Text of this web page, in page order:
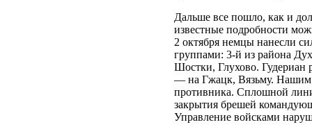
Дальше все пошло, как и
известные подробности
2 октября немцы нанесли
группами: 3-й из района
Шостки, Глухово. Гудериан
— на Гжацк, Вязьму. Нашим
противника. Сплошной
закрытия брешей
Управление войсками